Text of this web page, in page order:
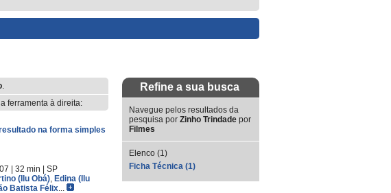
.
ferramenta à direita:
na forma simples
| 32 min
SP
(Ilu Obá), Edina (Ilu
Batista Félix...
Refine a sua busca
Navegue pelos resultados da
pesquisa por Zinho Trindade por
Filmes
Elenco (1)
Ficha Técnica (1)